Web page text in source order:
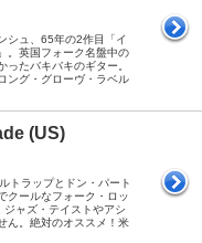
シュ、65年の2作目「イ
。英国フォーク名盤中の
ったバキバキのギター。
ング・グローヴ・ラベル
(US)
トラップとドン・パート
クールなフォーク・ロッ
ャズ・テイストやアシ
ん。絶対のオススメ！米